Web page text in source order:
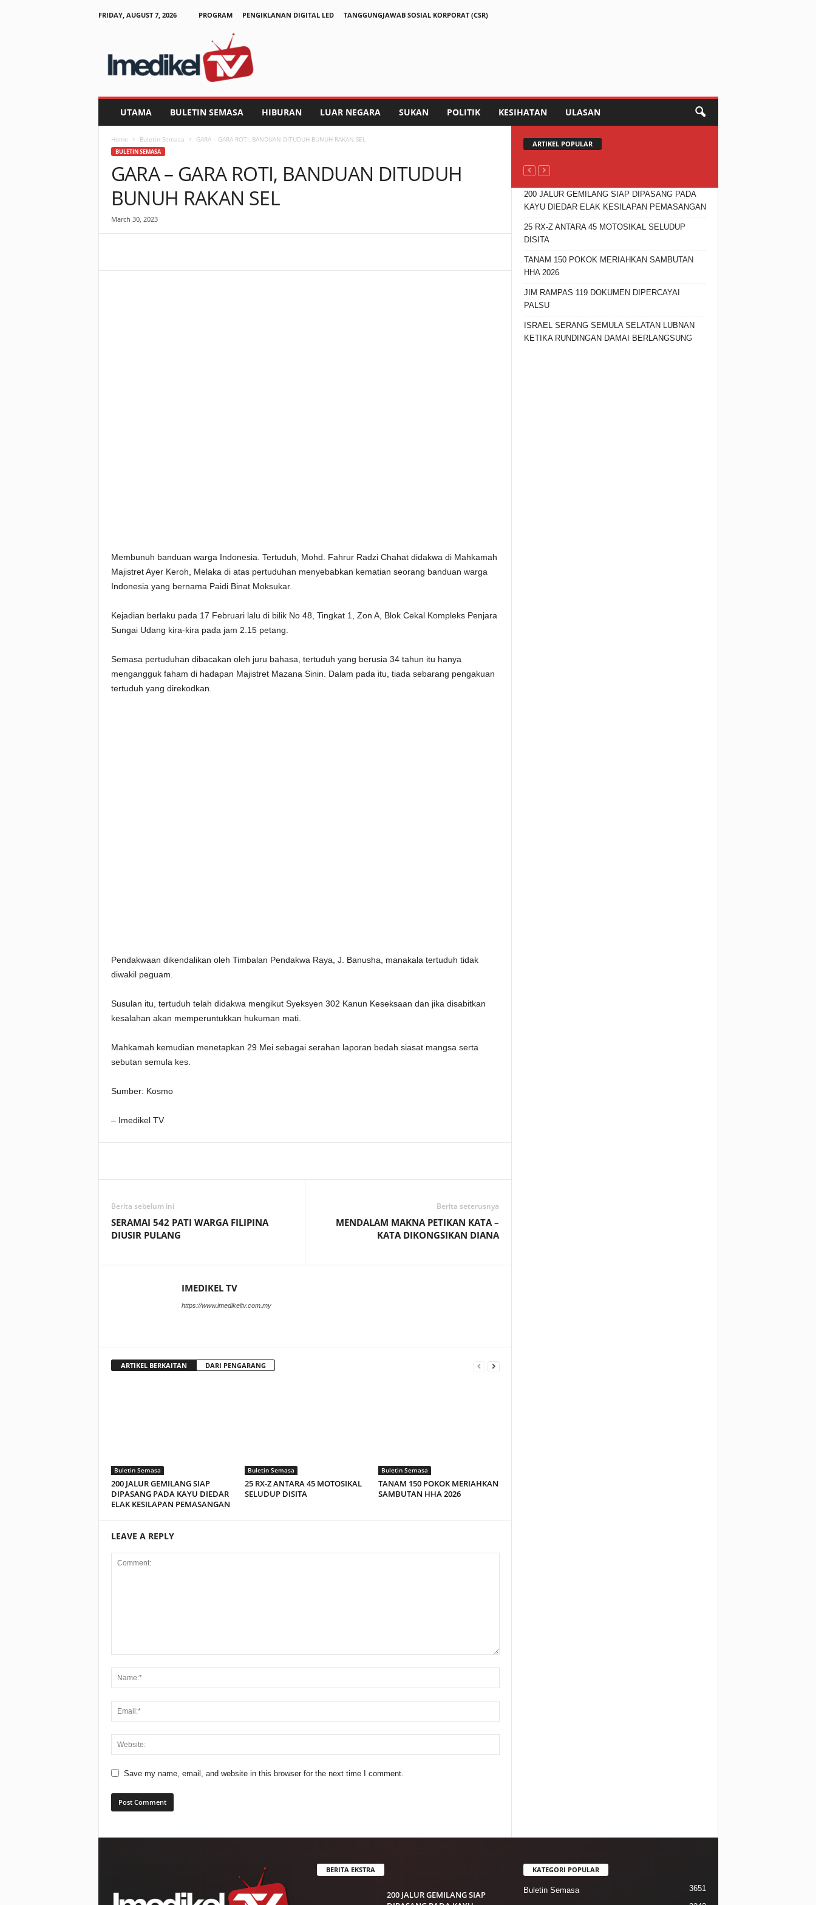
FRIDAY, AUGUST 7, 2026 PROGRAM PENGIKLANAN DIGITAL LED
TANGGUNGJAWAB SOSIAL KORPORAT (CSR)
UTAMA BULETIN SEMASA HIBURAN LUAR NEGARA SUKAN POLITIK KESIHATAN ULASAN
Home Buletin Semasa GARA – GARA ROTI, BANDUAN DITUDUH BUNUH RAKAN SEL
BULETIN SEMASA
GARA – GARA ROTI, BANDUAN DITUDUH
BUNUH RAKAN SEL
March 30, 2023
Membunuh banduan warga Indonesia. Tertuduh, Mohd. Fahrur Radzi Chahat didakwa di Mahkamah
Majistret Ayer Keroh, Melaka di atas pertuduhan menyebabkan kematian seorang banduan warga
Indonesia yang bernama Paidi Binat Moksukar.
Kejadian berlaku pada 17 Februari lalu di bilik No 48, Tingkat 1, Zon A, Blok Cekal Kompleks Penjara
Sungai Udang kira-kira pada jam 2.15 petang.
Semasa pertuduhan dibacakan oleh juru bahasa, tertuduh yang berusia 34 tahun itu hanya
mengangguk faham di hadapan Majistret Mazana Sinin. Dalam pada itu, tiada sebarang pengakuan
tertuduh yang direkodkan.
Pendakwaan dikendalikan oleh Timbalan Pendakwa Raya, J. Banusha, manakala tertuduh tidak
diwakil peguam.
Susulan itu, tertuduh telah didakwa mengikut Syeksyen 302 Kanun Keseksaan dan jika disabitkan
kesalahan akan memperuntukkan hukuman mati.
Mahkamah kemudian menetapkan 29 Mei sebagai serahan laporan bedah siasat mangsa serta
sebutan semula kes.
Sumber: Kosmo
– Imedikel TV
Berita sebelum ini
SERAMAI 542 PATI WARGA FILIPINA
DIUSIR PULANG
Berita seterusnya
MENDALAM MAKNA PETIKAN KATA –
KATA DIKONGSIKAN DIANA
IMEDIKEL TV
https://www.imedikeltv.com.my
ARTIKEL BERKAITAN DARI PENGARANG
Buletin Semasa
200 JALUR GEMILANG SIAP
DIPASANG PADA KAYU DIEDAR
ELAK KESILAPAN PEMASANGAN
Buletin Semasa
25 RX-Z ANTARA 45 MOTOSIKAL
SELUDUP DISITA
Buletin Semasa
TANAM 150 POKOK MERIAHKAN
SAMBUTAN HHA 2026
LEAVE A REPLY
Save my name, email, and website in this browser for the next time I comment.
ARTIKEL POPULAR
200 JALUR GEMILANG SIAP DIPASANG PADA
KAYU DIEDAR ELAK KESILAPAN PEMASANGAN
25 RX-Z ANTARA 45 MOTOSIKAL SELUDUP
DISITA
TANAM 150 POKOK MERIAHKAN SAMBUTAN
HHA 2026
JIM RAMPAS 119 DOKUMEN DIPERCAYAI
PALSU
ISRAEL SERANG SEMULA SELATAN LUBNAN
KETIKA RUNDINGAN DAMAI BERLANGSUNG
BERITA EKSTRA
200 JALUR GEMILANG SIAP
KATEGORI POPULAR
Buletin Semasa 3651